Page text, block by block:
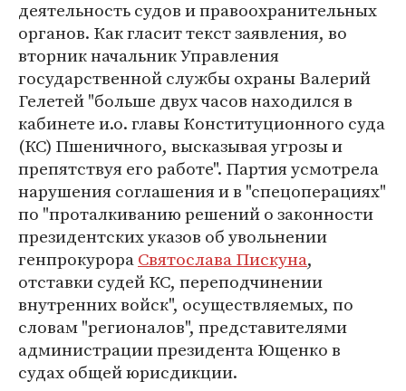
деятельность судов и правоохранительных
органов. Как гласит текст заявления, во
вторник начальник Управления
государственной службы охраны Валерий
Гелетей "больше двух часов находился в
кабинете и.о. главы Конституционного суда
(КС) Пшеничного, высказывая угрозы и
препятствуя его работе". Партия усмотрела
нарушения соглашения и в "спецоперациях"
по "проталкиванию решений о законности
президентских указов об увольнении
генпрокурораСвятослава Пискуна,
отставки судей КС, переподчинении
внутренних войск", осуществляемых, по
словам "регионалов", представителями
администрации президента Ющенко в
судах общей юрисдикции.